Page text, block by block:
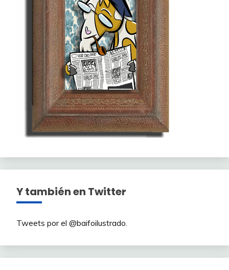
Y también en Twitter
Tweets por el @baifoilustrado.